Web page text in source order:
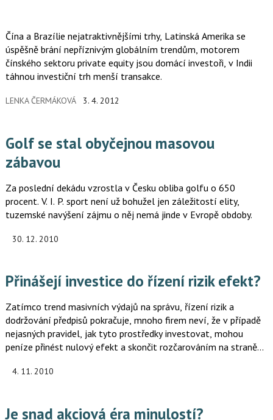
Čína a Brazílie nejatraktivnějšími trhy, Latinská Amerika se
úspěšně brání nepříznivým globálním trendům, motorem
čínského sektoru private equity jsou domácí investoři, v Indii
táhnou investiční trh menší transakce.
LENKA ČERMÁKOVÁ 3. 4. 2012
Golf se stal obyčejnou masovou
zábavou
Za poslední dekádu vzrostla v Česku obliba golfu o 650
procent. V. I. P. sport není už bohužel jen záležitostí elity,
tuzemské navýšení zájmu o něj nemá jinde v Evropě obdoby.
30. 12. 2010
Přinášejí investice do řízení rizik efekt?
Zatímco trend masivních výdajů na správu, řízení rizik a
dodržování předpisů pokračuje, mnoho firem neví, že v případě
nejasných pravidel, jak tyto prostředky investovat, mohou
peníze přinést nulový efekt a skončit rozčarováním na straně
4. 11. 2010
Je snad akciová éra minulostí?